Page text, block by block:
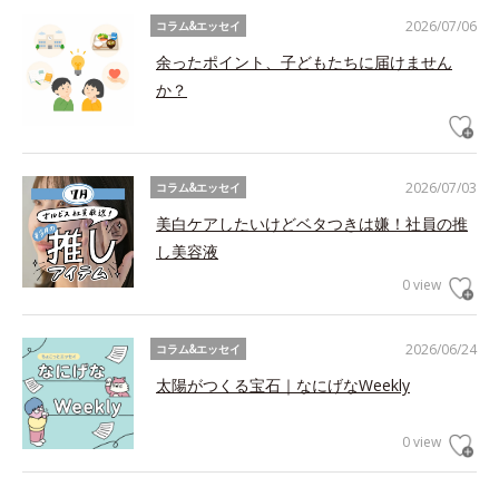
2026/07/06
コラム&エッセイ
余ったポイント、子どもたちに届けません
か？
2026/07/03
コラム&エッセイ
美白ケアしたいけどベタつきは嫌！社員の推
し美容液
0 view
2026/06/24
コラム&エッセイ
太陽がつくる宝石｜なにげなWeekly
0 view